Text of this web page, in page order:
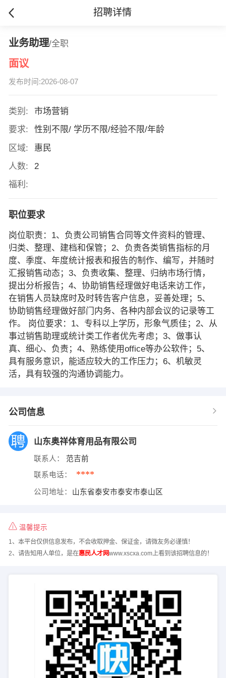
招聘详情
业务助理/全职
面议
发布时间:2026-08-07
类别:
市场营销
要求:
性别不限/ 学历不限/经验不限/年龄
区域:
惠民
人数:
2
福利:
职位要求
岗位职责：1、负责公司销售合同等文件资料的管理、
归类、整理、建档和保管；2、负责各类销售指标的月
度、季度、年度统计报表和报告的制作、编写，并随时
汇报销售动态；3、负责收集、整理、归纳市场行情，
提出分析报告；4、协助销售经理做好电话来访工作，
在销售人员缺席时及时转告客户信息，妥善处理；5、
协助销售经理做好部门内务、各种内部会议的记录等工
作。 岗位要求：1、专科以上学历，形象气质佳；2、从
事过销售助理或统计类工作者优先考虑；3、做事认
真、细心、负责；4、熟练使用office等办公软件；5、
具有服务意识，能适应较大的工作压力；6、机敏灵
活，具有较强的沟通协调能力。
公司信息
山东奥祥体育用品有限公司
联系人： 范吉前
联系电话： ****
公司地址： 山东省泰安市泰安市泰山区
温馨提示
1、本平台仅供信息发布，不会收取押金、保证金，请微友务必谨慎！
2、请告知用人单位，是在惠民人才网www.xscxa.com上看到该招聘信息的！